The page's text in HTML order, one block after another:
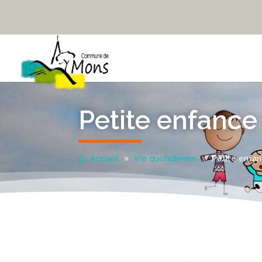
Petite enfance
Accueil Vie quotidienne Petite